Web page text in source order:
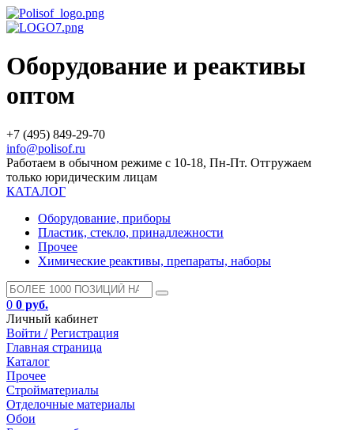
Оборудование и реактивы
оптом
+7 (495) 849-29-70
info@polisof.ru
Работаем в обычном режиме с 10-18, Пн-Пт. Отгружаем
только юридическим лицам
КАТАЛОГ
Оборудование, приборы
Пластик, стекло, принадлежности
Прочее
Химические реактивы, препараты, наборы
0 0 руб.
Личный кабинет
Войти / Регистрация
Главная страница
Каталог
Прочее
Стройматериалы
Отделочные материалы
Обои